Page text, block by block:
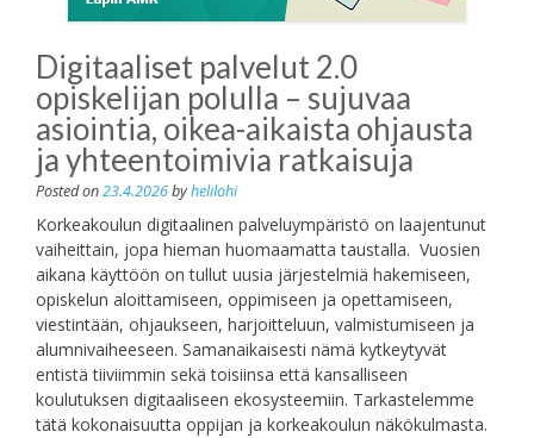
Digitaaliset palvelut 2.0
opiskelijan polulla – sujuvaa
asiointia, oikea-aikaista ohjausta
ja yhteentoimivia ratkaisuja
Posted on23.4.2026byhelilohi
Korkeakoulun digitaalinen palveluympäristö on laajentunut
vaiheittain, jopa hieman huomaamatta taustalla. Vuosien
aikana käyttöön on tullut uusia järjestelmiä hakemiseen,
opiskelun aloittamiseen, oppimiseen ja opettamiseen,
viestintään, ohjaukseen, harjoitteluun, valmistumiseen ja
alumnivaiheeseen. Samanaikaisesti nämä kytkeytyvät
entistä tiiviimmin sekä toisiinsa että kansalliseen
koulutuksen digitaaliseen ekosysteemiin. Tarkastelemme
tätä kokonaisuutta oppijan ja korkeakoulun näkökulmasta.